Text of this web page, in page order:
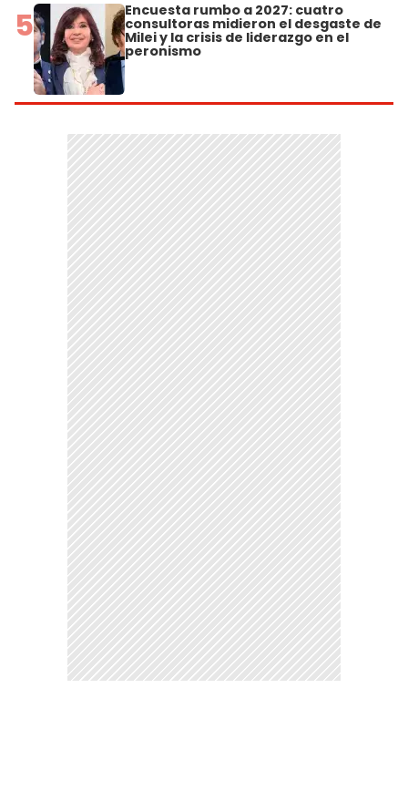
5 Encuesta rumbo a 2027: cuatro
consultoras midieron el desgaste de
Milei y la crisis de liderazgo en el
peronismo